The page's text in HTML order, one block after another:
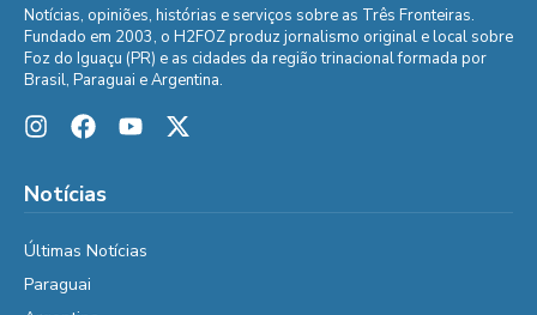
Notícias, opiniões, histórias e serviços sobre as Três Fronteiras.
Fundado em 2003, o H2FOZ produz jornalismo original e local sobre
Foz do Iguaçu (PR) e as cidades da região trinacional formada por
Brasil, Paraguai e Argentina.
Notícias
Últimas Notícias
Paraguai